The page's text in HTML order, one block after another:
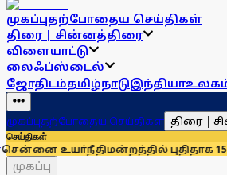
முகப்புதற்போதைய செய்திகள்
திரை | சின்னத்திரை
விளையாட்டு
லைஃப்ஸ்டைல்
ஜோதிடம்தமிழ்நாடுஇந்தியா
முகப்புதற்போதைய செய்திகள் திரை |
செய்திகள்
புதிதாக 15 நீதிபதிகள்
முகப்பு